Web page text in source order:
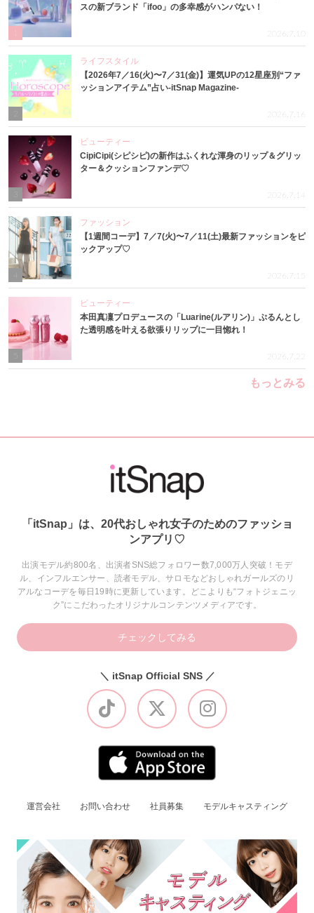
スの新ブランド「ifoo」の多幸感がハンパない！
2026.7.10
ライフスタイル
【2026年7／16(火)〜7／31(金)】運気UPの12星座別“ファ
ッションアイテム”占い-itSnap Magazine-
2026.7.16
3
ビューティー
CipiCipi(シピシピ)の新作はふくれな渾身のリップ＆グリッ
ター＆クッションファンデ♡
2026.7.14
4
ファッション
【1週間コーデ】7／7(火)〜7／11(土)最新ファッションをピ
ックアップ♡
2026.7.15
ビューティー
本田真凜プロデュースの「Luarine(ルアリン)」ぷるんとし
た透明感を叶える欲張りリップに一目惚れ！
2026.7.22
もっとみる
「itSnap」は、20代おしゃれ女子のためのファッショ
ンアプリ♡
出演モデル約800名、出演者SNS総フォロワー数7,000万人突破！モデ
ル、インフルエンサー、読者モデル、サロモなどおしゃれガールズのリ
アルなコーデを毎日19時に更新しています。どこよりも“フォトジェニッ
ク”にこだわったオリジナルコンテンツメディアです。
チェックしてみる
＼ itSnap Official SNS ／
運営会社 お問い合わせ 社員募集 モデルキャスティング